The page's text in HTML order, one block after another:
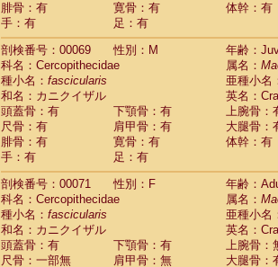
腓骨：有
寛骨：有
体幹：有
手：有
足：有
剖検番号：00069
性別：M
年齢：
科名：Cercopithecidae
属名：
種小名： fascicularis
亜種小名
和名：カニクイザル
英名：
頭蓋骨：有
下顎骨：有
上腕骨：
尺骨：有
肩甲骨：有
大腿骨：
腓骨：有
寛骨：有
体幹：有
手：有
足：有
剖検番号：00071
性別：F
年齢：
科名：Cercopithecidae
属名：
種小名： fascicularis
亜種小名
和名：カニクイザル
英名：
頭蓋骨：有
下顎骨：有
上腕骨：
尺骨：一部無
肩甲骨：無
大腿骨：